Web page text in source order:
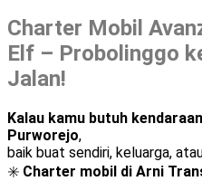
Charter Mobil
Elf – Probolinggo
Jalan!
Kalau kamu butuh
Purworejo,
baik buat sendiri, keluarga,
✳️ Charter mobil di Arni